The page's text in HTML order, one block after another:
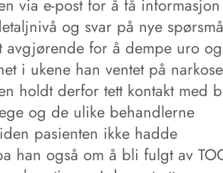
via e-post for å få informasjon
og svar på nye
avgjørende for å dempe uro og
i ukene han ventet på
holdt derfor tett kontakt med
og de ulike behandlerne
pasienten ikke hadde
han også om å bli fulgt av